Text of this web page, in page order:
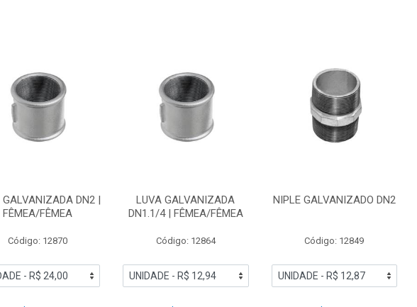
GALVANIZADA DN2 |
FÊMEA/FÊMEA
Código: 12870
LUVA GALVANIZADA
DN1.1/4 | FÊMEA/FÊMEA
Código: 12864
NIPLE GALVANIZADO DN2
Código: 12849